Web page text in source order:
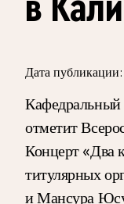
Дата публикации:
Кафедральный
отметит
Концерт «Два
титулярных
и Мансура